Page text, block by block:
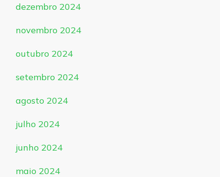
dezembro 2024
novembro 2024
outubro 2024
setembro 2024
agosto 2024
julho 2024
junho 2024
maio 2024